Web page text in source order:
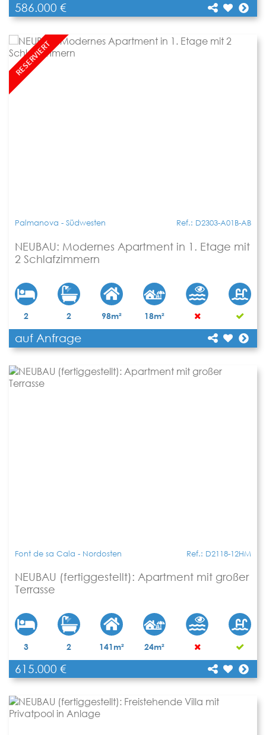
586.000 €[shariff title="NEUBAU: Modernes Apartment in 2.
Etage mit 2 Schlafzimmern"
url="https://www.apartbalear.com/details/3043-
neubau-modernes-apartment-in-2/"]
RESERVIERT
Palmanova - Südwesten Ref.: D2303-A01B-AB
NEUBAU: Modernes Apartment in 1. Etage mit
2 Schlafzimmern
2 2 98m² 18m²
auf Anfrage
[shariff title="NEUBAU: Modernes Apartment in 1.
Etage mit 2 Schlafzimmern"
neubau-modernes-apartment-in-1/"]
Font de sa Cala - Nordosten Ref.: D2118-12HM
NEUBAU (fertiggestellt): Apartment mit großer
Terrasse
3 2 141m² 24m²
615.000 €[shariff title="NEUBAU (fertiggestellt): Apartment
mit großer Terrasse"
neubau-fertiggestellt-apartment-mit-grosser/"]